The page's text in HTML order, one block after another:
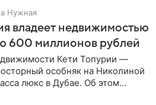
Нужная
владеет недвижимостью
600 миллионов рублей
Кети Топурии —
особняк на Николиной
люкс в Дубае. Об этом